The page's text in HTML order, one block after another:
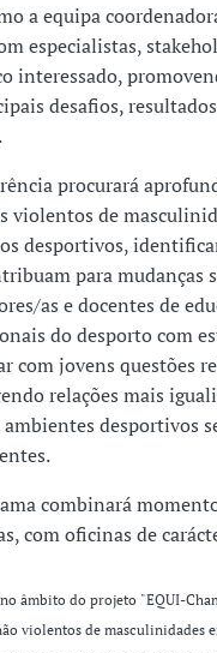
a equipa
especialistas,
interessado,
desafios,
procurará
violentos de
desportivos,
para mudanças
as e docentes de
do desporto com
com jovens questões
relações mais
desportivos
combinará
com oficinas de
âmbito do projeto "EQUI-
violentos de masculinidades